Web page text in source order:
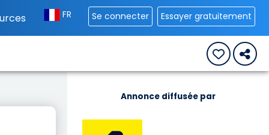
FR Se connecter Essayer gratuitement
Annonce diffusée par